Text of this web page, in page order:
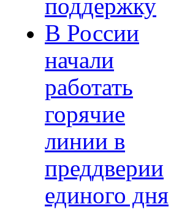
поддержку
В России
начали
работать
горячие
линии в
преддверии
единого дня